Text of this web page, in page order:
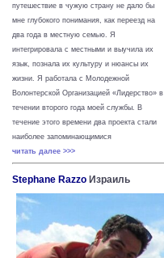
путешествие в чужую страну не дало бы
мне глубокого понимания, как переезд на
два года в местную семью. Я
интегрировала с местными и выучила их
язык, познала их культуру и нюансы их
жизни. Я работала с Молодежной
Волонтерской Организацией «Лидерство» в
течении второго года моей службы. В
течение этого времени два проекта стали
наиболее запоминающимися
читать далее >>>
Stephane Razzo Израиль